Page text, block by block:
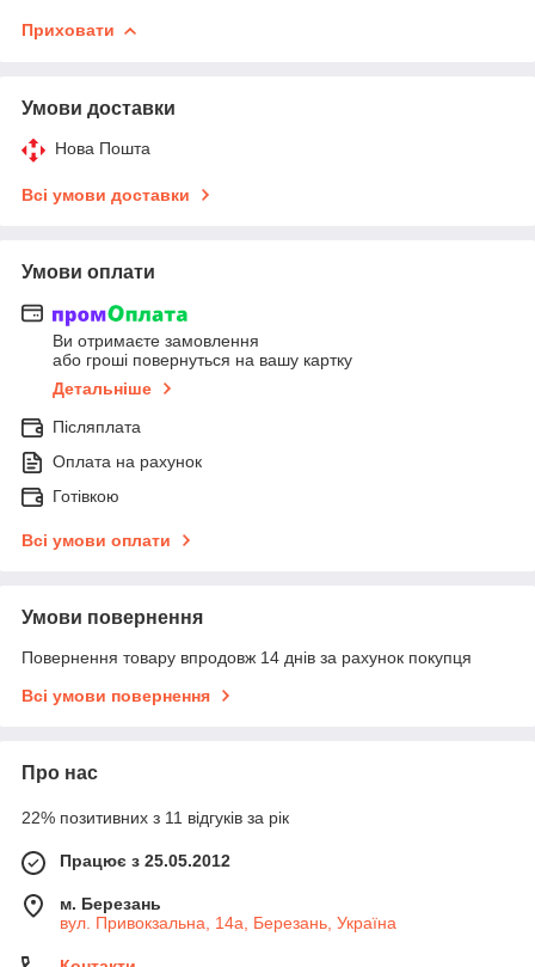
Приховати
Умови доставки
Нова Пошта
Всі умови доставки
Умови оплати
Ви отримаєте замовлення
або гроші повернуться на вашу картку
Детальніше
Післяплата
Оплата на рахунок
Готівкою
Всі умови оплати
Умови повернення
Повернення товару впродовж 14 днів за рахунок покупця
Всі умови повернення
Про нас
22% позитивних з 11 відгуків за рік
Працює з 25.05.2012
м. Березань
вул. Привокзальна, 14а, Березань, Україна